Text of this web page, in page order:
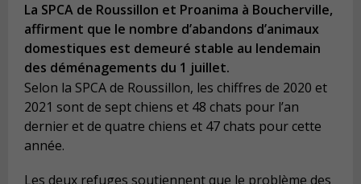
La SPCA de Roussillon et Proanima à Boucherville,
affirment que le nombre d’abandons d’animaux
domestiques est demeuré stable au lendemain
des déménagements du 1 juillet.
Selon la SPCA de Roussillon, les chiffres de 2020 et
2021 sont de sept chiens et 48 chats pour l’an
dernier et de quatre chiens et 47 chats pour cette
année.
Les deux refuges soutiennent que le problème des